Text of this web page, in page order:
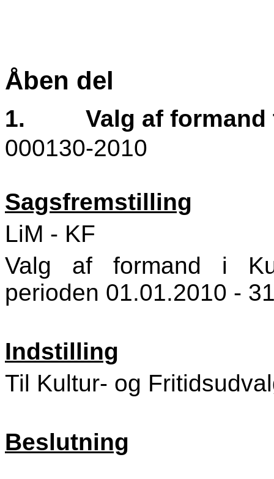
Åben del
1.
Valg af
000130-2010
Sagsfremstilling
LiM - KF
Valg af formand i
perioden 01.01.2010 -
Indstilling
Til Kultur- og
Beslutning